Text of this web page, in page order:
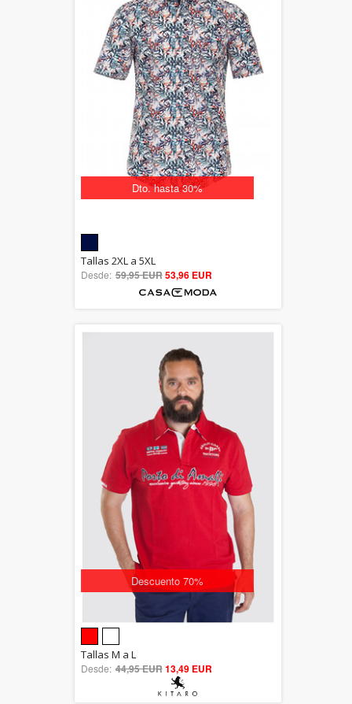
Dto. hasta 30%
5.00
out of 5
Tallas 2XL a 5XL
Desde: 59,95 EUR53,96 EUR
Descuento 70%
out of 5
Tallas M a L
Desde: 44,95 EUR13,49 EUR